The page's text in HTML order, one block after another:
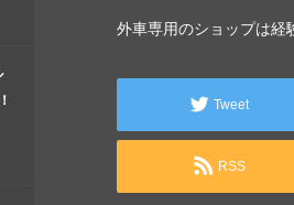
外車専用のショップは経
Tweet
RSS